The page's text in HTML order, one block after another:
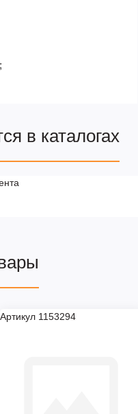
в каталогах
Артикул 1153294